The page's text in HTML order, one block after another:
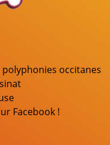
polyphonies occitanes
Facebook !